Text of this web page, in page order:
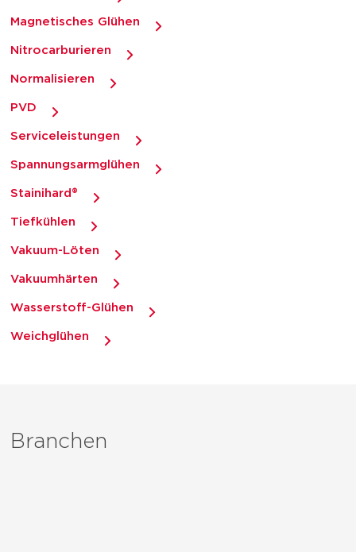
Magnetisches Glühen
Nitrocarburieren
Normalisieren
PVD
Serviceleistungen
Spannungsarmglühen
Stainihard®
Tiefkühlen
Vakuum-Löten
Vakuumhärten
Wasserstoff-Glühen
Weichglühen
Branchen